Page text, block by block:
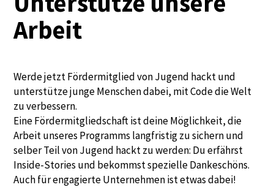
Arbeit
Werde jetzt Fördermitglied von Jugend hackt und
unterstütze junge Menschen dabei, mit Code die Welt
zu verbessern.
Eine Fördermitgliedschaft ist deine Möglichkeit, die
Arbeit unseres Programms langfristig zu sichern und
selber Teil von Jugend hackt zu werden: Du erfährst
Inside-Stories und bekommst spezielle Dankeschöns.
Auch für engagierte Unternehmen ist etwas dabei!